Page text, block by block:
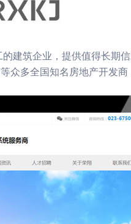
建筑企业，提供值得长期
多全国知名房地产开发商